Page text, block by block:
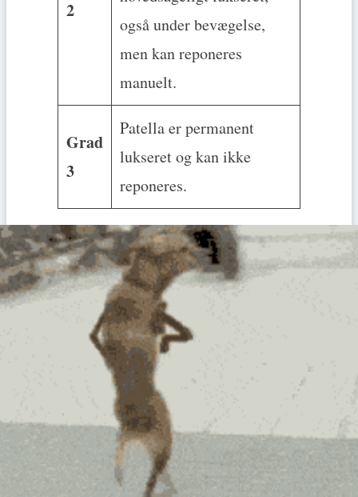
2
også under bevægelse,
men kan reponeres
manuelt.
Grad
3
Patella er permanent
lukseret og kan ikke
reponeres.